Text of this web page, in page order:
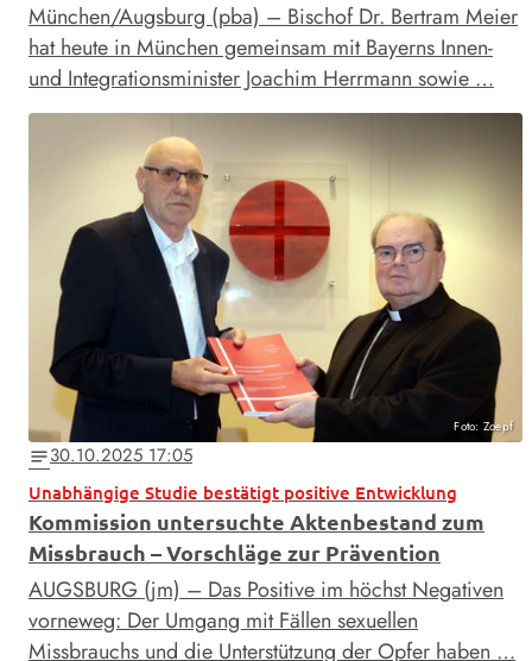
München/Augsburg (pba) – Bischof Dr. Bertram Meier
hat heute in München gemeinsam mit Bayerns Innen-
und Integrationsminister Joachim Herrmann sowie …
Foto: Zoepf
notes30.10.2025 17:05
Unabhängige Studie bestätigt positive Entwicklung
Kommission untersuchte Aktenbestand zum
Missbrauch – Vorschläge zur Prävention
AUGSBURG (jm) – Das Positive im höchst Negativen
vorneweg: Der Umgang mit Fällen sexuellen
Missbrauchs und die Unterstützung der Opfer haben …